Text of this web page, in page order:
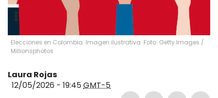
Elecciones en Colombia. Imagen ilustrativa. Foto: Getty Images /
Millionsphotos
Laura Rojas
12/05/2026 - 19:45GMT-5